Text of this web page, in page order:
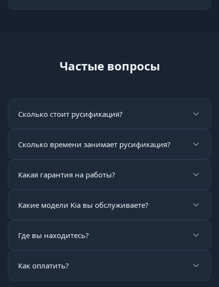
Частые вопросы
Сколько стоит русификация?
Сколько времени занимает русификация?
Какая гарантия на работы?
Какие модели Kia вы обслуживаете?
Где вы находитесь?
Как оплатить?